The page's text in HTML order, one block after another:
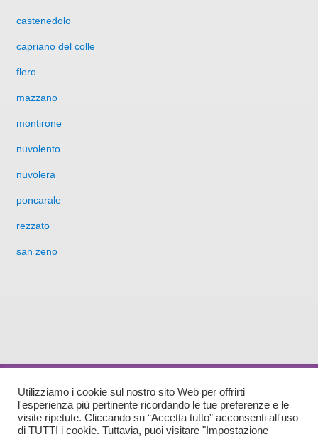
castenedolo
capriano del colle
flero
mazzano
montirone
nuvolento
nuvolera
poncarale
rezzato
san zeno
Utilizziamo i cookie sul nostro sito Web per offrirti
l'esperienza più pertinente ricordando le tue preferenze e le
visite ripetute. Cliccando su “Accetta tutto” acconsenti all'uso
di TUTTI i cookie. Tuttavia, puoi visitare "Impostazione
Piazza Vantini, 21 - C.A.P. 25086
Tel (030)2794095 - Fax(030)2595155 - E-mail:info@pdzbsest.it-asc@pec.pdzbsest.it
P.IVA 02803260989